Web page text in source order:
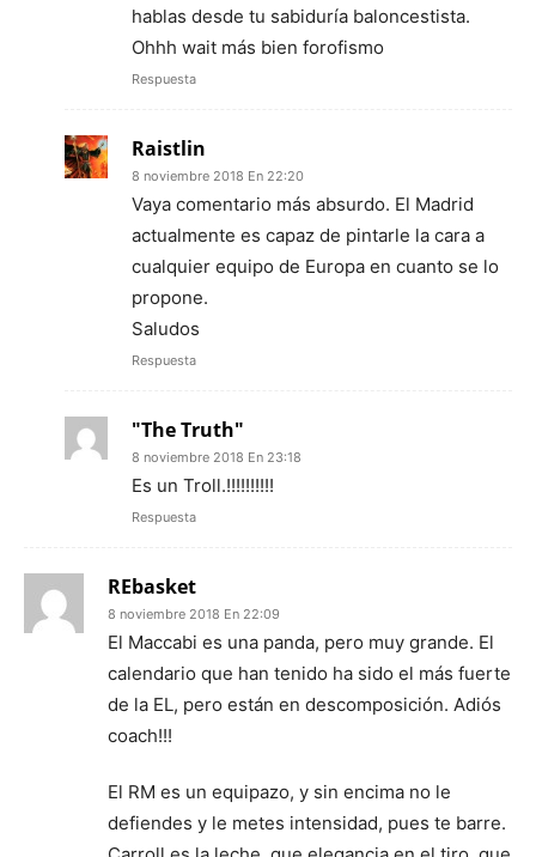
hablas desde tu sabiduría baloncestista.
Ohhh wait más bien forofismo
Respuesta
Raistlin
8 noviembre 2018 En 22:20
Vaya comentario más absurdo. El Madrid
actualmente es capaz de pintarle la cara a
cualquier equipo de Europa en cuanto se lo
propone.
Saludos
Respuesta
"The Truth"
8 noviembre 2018 En 23:18
Es un Troll.!!!!!!!!!!
Respuesta
REbasket
8 noviembre 2018 En 22:09
El Maccabi es una panda, pero muy grande. El
calendario que han tenido ha sido el más fuerte
de la EL, pero están en descomposición. Adiós
coach!!!
El RM es un equipazo, y sin encima no le
defiendes y le metes intensidad, pues te barre.